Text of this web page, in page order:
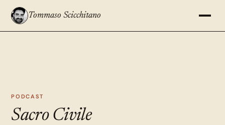
Tommaso Scicchitano
PODCAST
Sacro Civile